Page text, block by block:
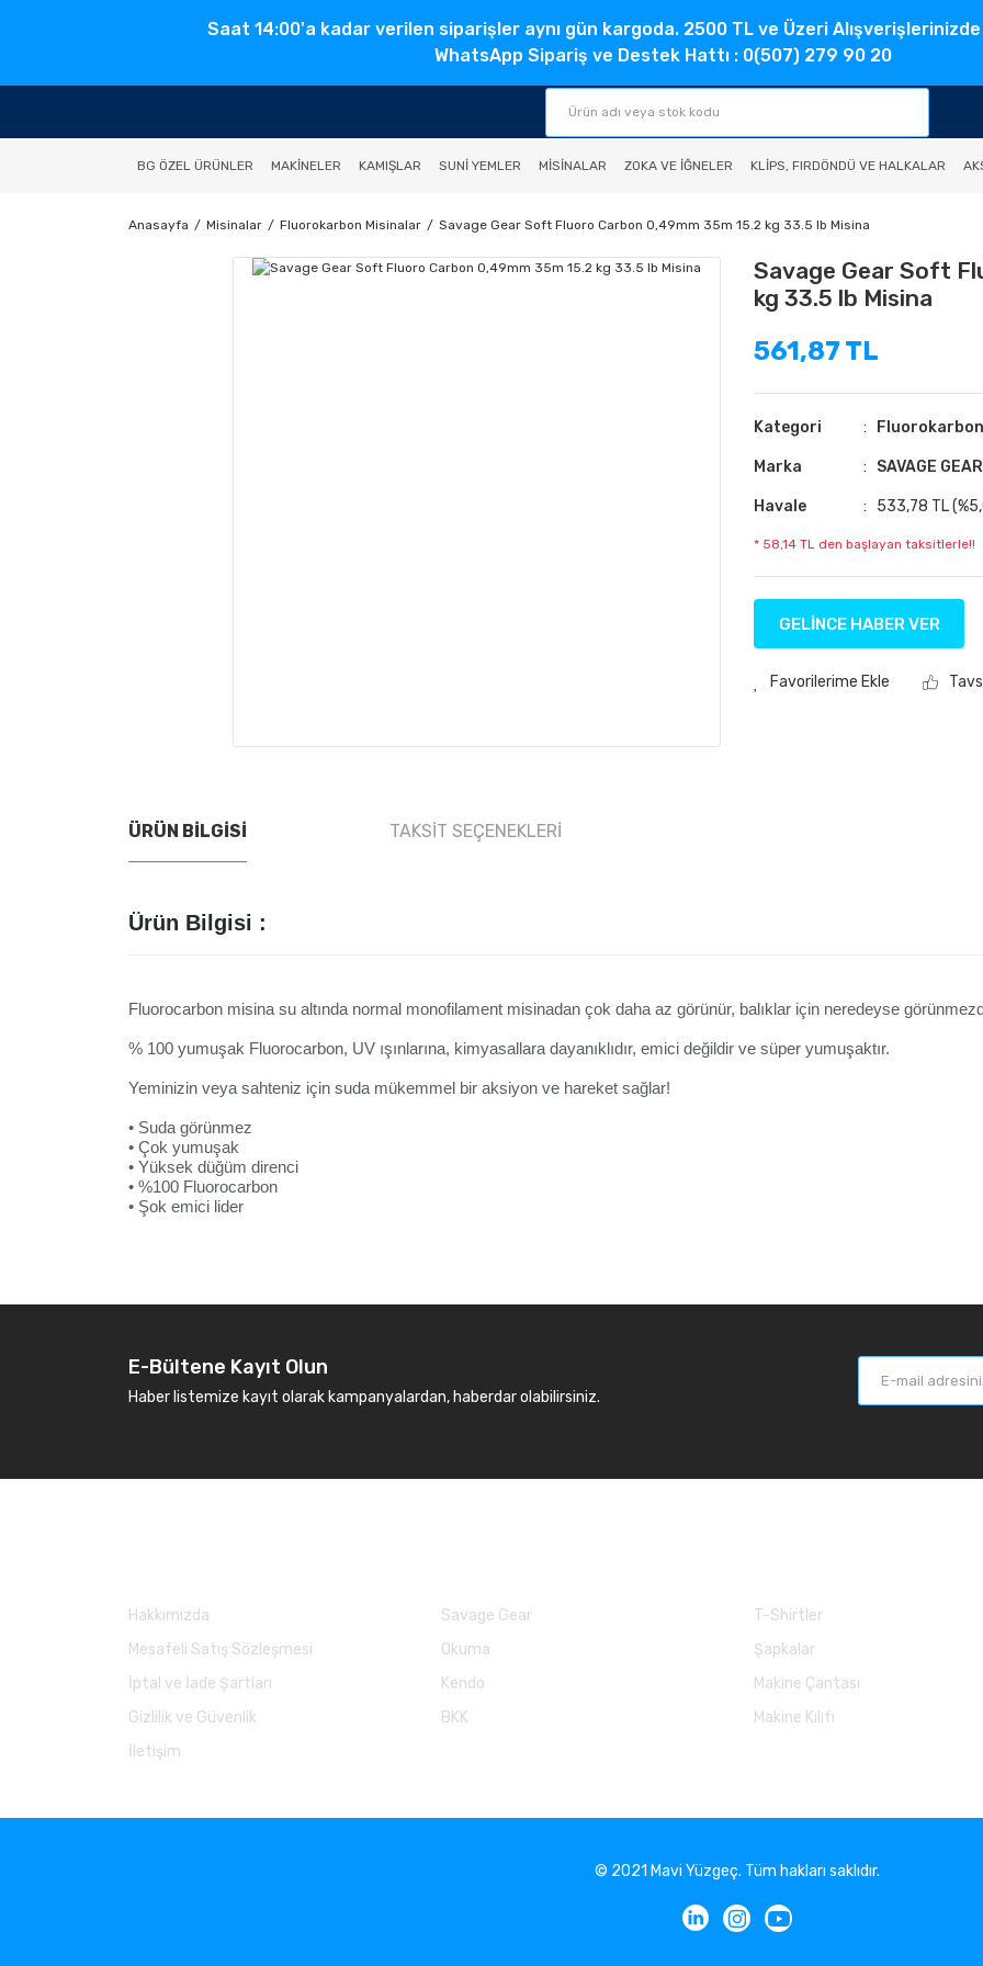
Saat 14:00'a kadar verilen siparişler aynı gün kargoda. 2500 TL ve Üzeri
WhatsApp Sipariş ve Destek Hattı : 0(507) 279 90 20
BG ÖZEL ÜRÜNLER MAKINELER KAMIŞLAR SUNI YEMLER MISINALAR ZOKA VE İĞNELER KLIPS, FIRDÖNDÜ VE HALKALAR
Anasayfa Misinalar Fluorokarbon Misinalar Savage Gear Soft Fluoro Carbon 0,49mm 35m 15.2 kg 33.5 lb Misina
Savage Gear Soft
kg 33.5 lb Misina
561,87 TL
Kategori
Marka SAVAGE GEAR
Havale 533,78 TL
* 58,14 TL den başlayan taksitlerle!!
GELİNCE HABER VER
ÜRÜN BILGISI TAKSIT SEÇENEKLERI
Ürün Bilgisi :
Fluorocarbon misina su altında normal monofilament misinadan çok daha az görünür, balıklar için neredeyse görünmez
% 100 yumuşak Fluorocarbon, UV ışınlarına, kimyasallara dayanıklıdır, emici değildir ve süper yumuşaktır.
Yeminizin veya sahteniz için suda mükemmel bir aksiyon ve hareket sağlar!
• Suda görünmez
• Çok yumuşak
• Yüksek düğüm direnci
• %100 Fluorocarbon
• Şok emici lider
E-Bültene Kayıt Olun
Haber listemize kayıt olarak kampanyalardan, haberdar olabilirsiniz.
Hakkımızda
Mesafeli Satış Sözleşmesi
İptal ve İade Şartları
Gizlilik ve Güvenlik
İletişim
Savage Gear
Okuma
Kendo
BKK
T-Shirtler
Şapkalar
Makine Çantası
Makine Kılıfı
© 2021 Mavi Yüzgeç. Tüm hakları saklıdır.